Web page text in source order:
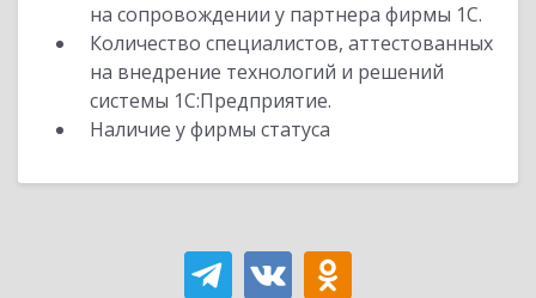
на сопровождении у партнера фирмы 1С.
Количество специалистов, аттестованных
на внедрение технологий и решений
системы 1С:Предприятие.
Наличие у фирмы статуса